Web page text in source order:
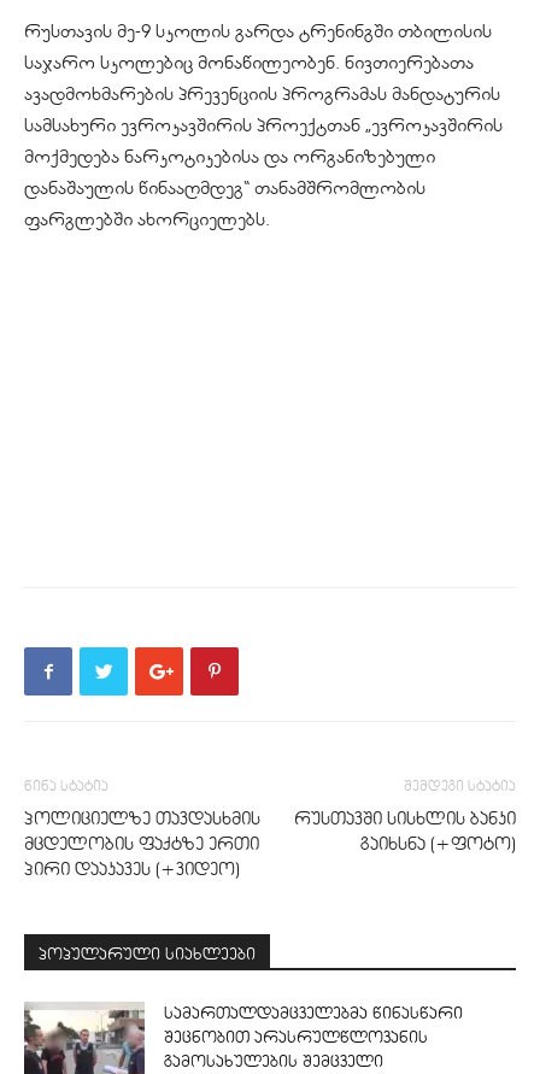
რუსთავის მე-9 სკოლის გარდა ტრენინგში თბილისის
საჯარო სკოლებიც მონაწილეობენ. ნივთიერებათა
ავადმოხმარების პრევენციის პროგრამას მანდატურის
სამსახური ევროკავშირის პროექტთან „ევროკავშირის
მოქმედება ნარკოტიკებისა და ორგანიზებული
დანაშაულის წინააღმდეგ“ თანამშრომლობის
ფარგლებში ახორციელებს.
წინა სტატია
პოლიციელზე თავდასხმის
მცდელობის ფაქტზე ერთი
პირი დააკავეს (+ვიდეო)
შემდეგი სტატია
რუსთავში სისხლის ბანკი
გაიხსნა (+ფოტო)
პოპულარული სიახლეები
სამართალდამცველებმა წინასწარი
შეცნობით არასრულწლოვანის
გამოსახულების შემცველი